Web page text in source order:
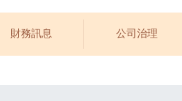
財務訊息 公司治理